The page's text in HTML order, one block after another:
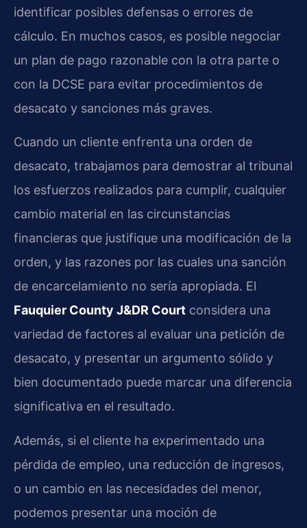
identificar posibles defensas o errores de
cálculo. En muchos casos, es posible negociar
un plan de pago razonable con la otra parte o
con la DCSE para evitar procedimientos de
desacato y sanciones más graves.
Cuando un cliente enfrenta una orden de
desacato, trabajamos para demostrar al tribunal
los esfuerzos realizados para cumplir, cualquier
cambio material en las circunstancias
financieras que justifique una modificación de la
orden, y las razones por las cuales una sanción
de encarcelamiento no sería apropiada. El
Fauquier County J&DR Court considera una
variedad de factores al evaluar una petición de
desacato, y presentar un argumento sólido y
bien documentado puede marcar una diferencia
significativa en el resultado.
Además, si el cliente ha experimentado una
pérdida de empleo, una reducción de ingresos,
o un cambio en las necesidades del menor,
podemos presentar una moción de